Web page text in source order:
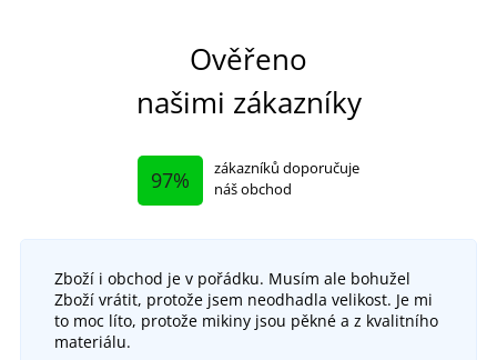
Ověřeno
našimi zákazníky
97%
zákazníků doporučuje
náš obchod
Zboží i obchod je v pořádku. Musím ale bohužel
Zboží vrátit, protože jsem neodhadla velikost. Je mi
to moc líto, protože mikiny jsou pěkné a z kvalitního
materiálu.